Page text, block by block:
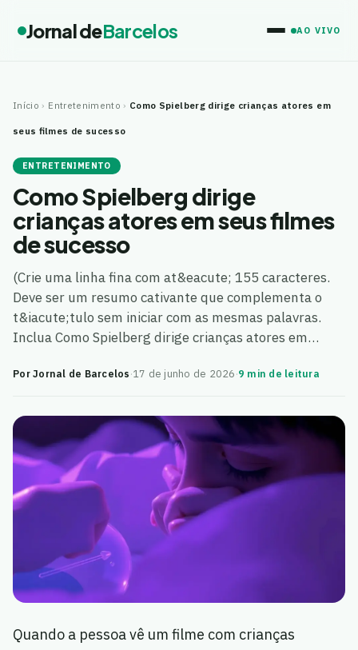
Jornal deBarcelos AO VIVO
Início › Entretenimento › Como Spielberg dirige crianças atores em
seus filmes de sucesso
ENTRETENIMENTO
Como Spielberg dirige
crianças atores em seus filmes
de sucesso
(Crie uma linha fina com at&eacute; 155 caracteres.
Deve ser um resumo cativante que complementa o
t&iacute;tulo sem iniciar com as mesmas palavras.
Inclua Como Spielberg dirige crianças atores em…
Por Jornal de Barcelos·17 de junho de 2026·9 min de leitura
Quando a pessoa vê um filme com crianças